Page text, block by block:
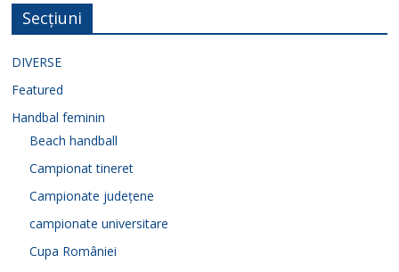
Secțiuni
DIVERSE
Featured
Handbal feminin
Beach handball
Campionat tineret
Campionate județene
campionate universitare
Cupa României